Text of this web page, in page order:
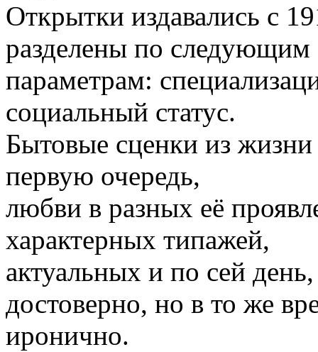
Открытки издавались с
разделены по следующим
параметрам:
социальный статус.
Бытовые сценки из
первую очередь,
любви в разных её
характерных типажей,
актуальных и по сей
достоверно, но в то же
иронично.